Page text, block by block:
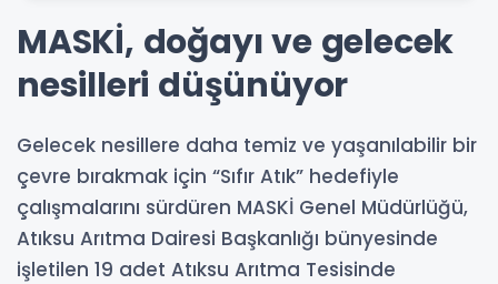
MASKİ, doğayı ve gelecek
nesilleri düşünüyor
Gelecek nesillere daha temiz ve yaşanılabilir bir
çevre bırakmak için “Sıfır Atık” hedefiyle
çalışmalarını sürdüren MASKİ Genel Müdürlüğü,
Atıksu Arıtma Dairesi Başkanlığı bünyesinde
işletilen 19 adet Atıksu Arıtma Tesisinde